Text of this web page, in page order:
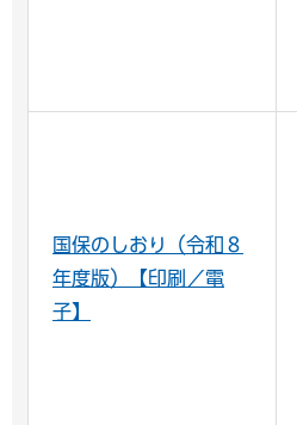
国保のしおり（令和８
年度版）【印刷／電
子】